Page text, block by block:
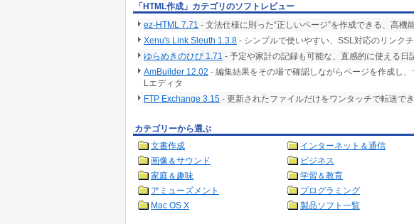
「HTML作成」カテゴリのソフトレビュー
ez-HTML 7.71 - 文法仕様に則った“正しいページ”を作成できる、高機
Xenu's Link Sleuth 1.3.8 - シンプルで使いやすい、SSL対応のリンク
ゆらめきのひび 1.71 - 予定や家計の記録も可能な、直感的に使える日
AmBuilder 12.02 - 編集結果をその場で確認しながらページを作成し
Lエディタ
FTP Exchange 3.15 - 更新されたファイルだけをワンタッチで転送で
カテゴリーから選ぶ
文書作成
インターネット＆通信
画像＆サウンド
ビジネス
家庭＆趣味
学習＆教育
アミューズメント
プログラミング
Mac OS X
製品ソフト一覧